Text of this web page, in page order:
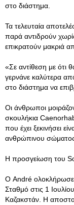
στο διάστημα.
Τα τελευταία
παρά αντιδρούν
επικρατούν μακριά
«Σε αντίθεση με ότι
γερνάνε καλύτερα
στο διάστημα να
Οι άνθρωποι
σκουλήκια
που έχει ξεκινήσει
ανθρώπινου σώματος
Η προσγείωση του
Ο André ολοκλήρωσε
Σταθμό στις 1
Καζακστάν. Η